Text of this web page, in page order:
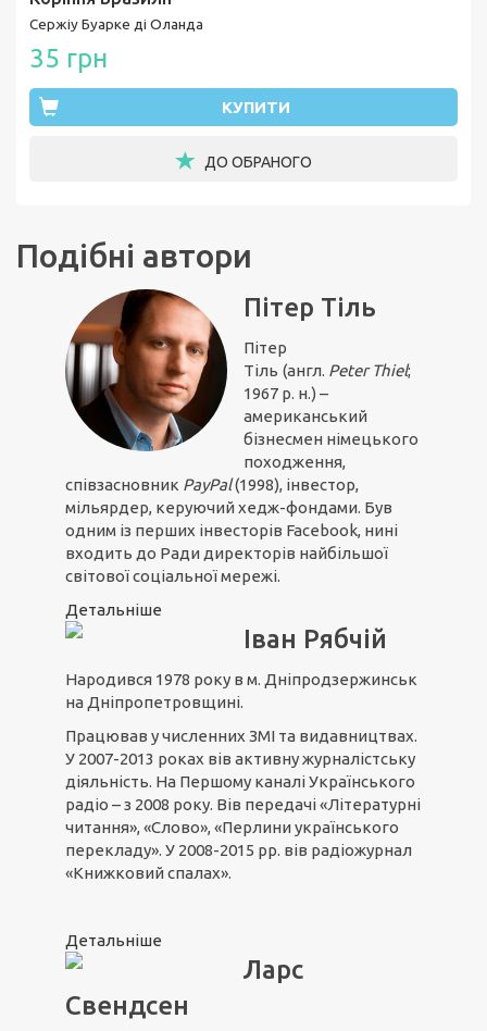
Сержіу Буарке ді Оланда
35 грн
КУПИТИ
ДО ОБРАНОГО
Подібні автори
Пітер Тіль
Пітер
Тіль (англ. Peter Thiel;
1967 р. н.) –
американський
бізнесмен німецького
походження,
співзасновник PayPal(1998), інвестор,
мільярдер, керуючий хедж-фондами. Був
одним із перших інвесторів Facebook, нині
входить до Ради директорів найбільшої
світової соціальної мережі.
Детальніше
Іван Рябчій
Народився 1978 року в м. Дніпродзержинськ
на Дніпропетровщині.
Працював у численних ЗМІ та видавництвах.
У 2007-2013 роках вів активну журналістську
діяльність. На Першому каналі Українського
радіо – з 2008 року. Вів передачі «Літературні
читання», «Слово», «Перлини українського
перекладу». У 2008-2015 рр. вів радіожурнал
«Книжковий спалах».
Детальніше
Ларс
Свендсен